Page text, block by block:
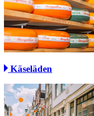
Käseläden